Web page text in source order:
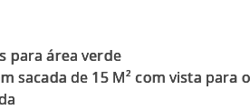
para área verde
sacada de 15 M² com vista para